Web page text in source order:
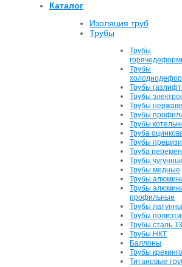
Каталог
Изоляция труб
Трубы
Трубы
Трубы
Трубы
Трубы
Трубы
Трубы
Трубы
Труба
Трубы
Труба
Трубы
Трубы медные
Трубы
Трубы
профильные
Трубы
Трубы
Трубы сталь
Трубы НКТ
Баллоны
Трубы
Титановые